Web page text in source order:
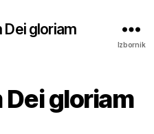
Dei gloriam
Izbornik
gloriam